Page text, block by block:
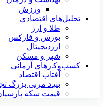
ورزش
تحلیل‌های اقتصادی
طلا و ارز
بورس و فارکس
ارزدیجیتال
شهر و مسکن
کسب‌وکارهای آرمانی
آفتاب اقتصاد
بنیاد مربی بزرگ
قیمت سکه